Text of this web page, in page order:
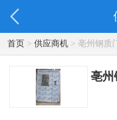
首页> 供应商机> 亳州钢质
亳州